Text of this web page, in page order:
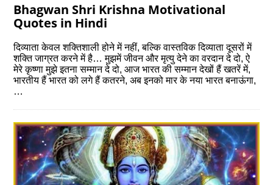
Bhagwan Shri Krishna Motivational
Quotes in Hindi
दिव्याता केवल शक्तिशाली होने में नहीं, बल्कि वास्तविक दिव्याता दूसरों में
शक्ति जाग्रत करने में है… मुझमें जीवन और मृत्यु देने का वरदान दे दो, ऐ
मेरे कृष्णा मुझे इतना सम्मान दे दो, आज भारत की सम्मान देखों हैं खतरें में,
भारतीय हैं भारत को लगे हैं कतरने, अब इनको मार के नया भारत बनाऊंगा,
…